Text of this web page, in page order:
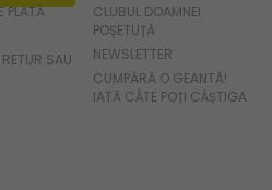
PLATĂ
SAU
CLUBUL DOAMNEI
POȘETUȚĂ
NEWSLETTER
CUMPĂRĂ O GEANTĂ!
IATĂ CÂTE POȚI CÂȘTIGA